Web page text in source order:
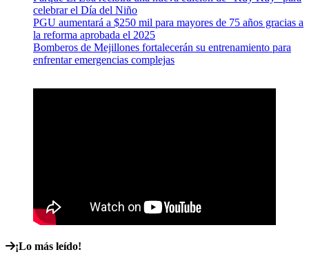
celebrar el Día del Niño
PGU aumentará a $250 mil para mayores de 75 años gracias a
la reforma aprobada el 2025
Bomberos de Mejillones fortalecerán su entrenamiento para
enfrentar emergencias complejas
¡Lo más leído!